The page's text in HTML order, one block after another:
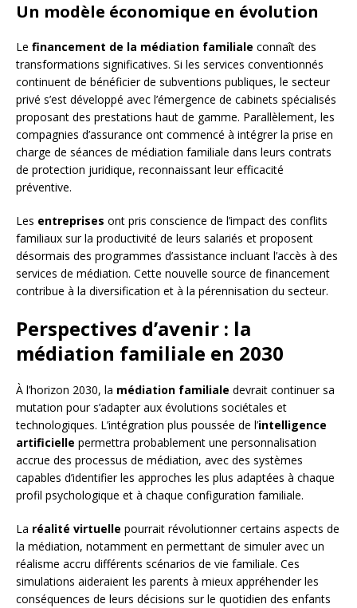
Un modèle économique en évolution
Le financement de la médiation familiale connaît des
transformations significatives. Si les services conventionnés
continuent de bénéficier de subventions publiques, le secteur
privé s’est développé avec l’émergence de cabinets spécialisés
proposant des prestations haut de gamme. Parallèlement, les
compagnies d’assurance ont commencé à intégrer la prise en
charge de séances de médiation familiale dans leurs contrats
de protection juridique, reconnaissant leur efficacité
préventive.
Les entreprises ont pris conscience de l’impact des conflits
familiaux sur la productivité de leurs salariés et proposent
désormais des programmes d’assistance incluant l’accès à des
services de médiation. Cette nouvelle source de financement
contribue à la diversification et à la pérennisation du secteur.
Perspectives d’avenir : la
médiation familiale en 2030
À l’horizon 2030, la médiation familiale devrait continuer sa
mutation pour s’adapter aux évolutions sociétales et
technologiques. L’intégration plus poussée de l’intelligence
artificielle permettra probablement une personnalisation
accrue des processus de médiation, avec des systèmes
capables d’identifier les approches les plus adaptées à chaque
profil psychologique et à chaque configuration familiale.
La réalité virtuelle pourrait révolutionner certains aspects de
la médiation, notamment en permettant de simuler avec un
réalisme accru différents scénarios de vie familiale. Ces
simulations aideraient les parents à mieux appréhender les
conséquences de leurs décisions sur le quotidien des enfants